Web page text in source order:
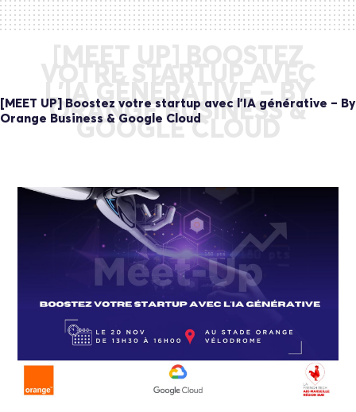
[MEET UP] BOOSTEZ
VOTRE STARTUP AVEC
L’IA GÉNÉRATIVE – BY
ORANGE BUSINESS &
GOOGLE CLOUD
[MEET UP] Boostez votre startup avec l’IA générative – By
Orange Business & Google Cloud